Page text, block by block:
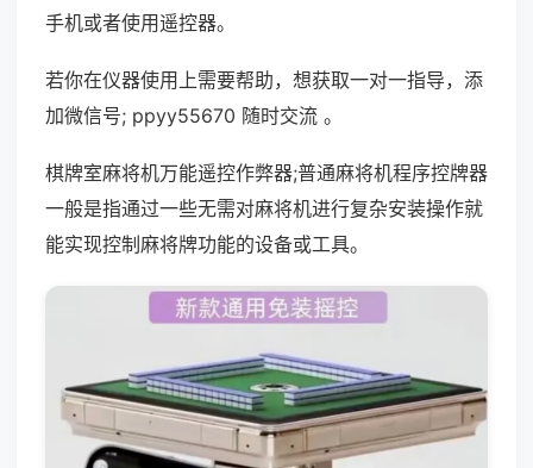
手机或者使用遥控器。
若你在仪器使用上需要帮助，想获取一对一指导，添
加微信号; ppyy55670 随时交流 。
棋牌室麻将机万能遥控作弊器;普通麻将机程序控牌器
一般是指通过一些无需对麻将机进行复杂安装操作就
能实现控制麻将牌功能的设备或工具。